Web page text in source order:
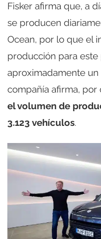
Fisker afirma que, a
se producen
Ocean, por lo que el
producción para
aproximadamente
compañía afirma, por
el volumen de
3.123 vehículos.